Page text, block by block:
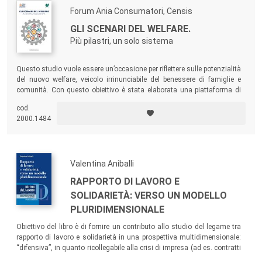
Forum Ania Consumatori, Censis
GLI SCENARI DEL WELFARE.
Più pilastri, un solo sistema
Questo studio vuole essere un’occasione per riflettere sulle potenzialità
del nuovo welfare, veicolo irrinunciabile del benessere di famiglie e
comunità. Con questo obiettivo è stata elaborata una piattaforma di
trasparenza, equità ed efficienza del sistema di welfare italiano.
cod.
2000.1484
Valentina Aniballi
RAPPORTO DI LAVORO E
SOLIDARIETÀ: VERSO UN MODELLO
PLURIDIMENSIONALE
Obiettivo del libro è di fornire un contributo allo studio del legame tra
rapporto di lavoro e solidarietà in una prospettiva multidimensionale:
“difensiva”, in quanto ricollegabile alla crisi di impresa (ad es. contratti